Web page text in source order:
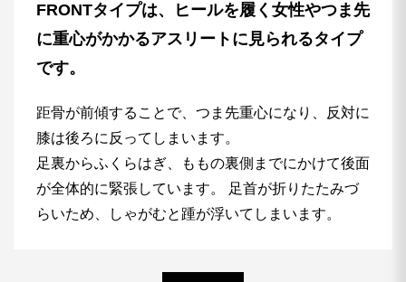
FRONTタイプは、ヒールを履く女性やつま先
に重心がかかるアスリートに見られるタイプ
です。
距骨が前傾することで、つま先重心になり、反対に
膝は後ろに反ってしまいます。
足裏からふくらはぎ、ももの裏側までにかけて後面
が全体的に緊張しています。
足首が折りたたみづ
らいため、しゃがむと踵が浮いてしまいます。